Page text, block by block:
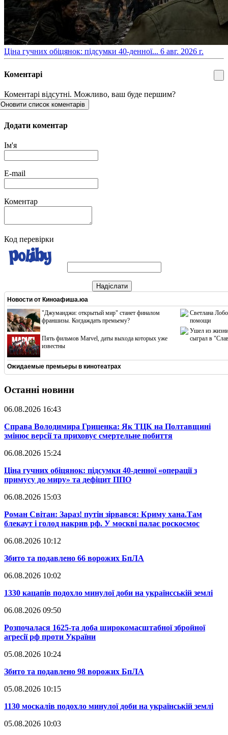
​Ціна гучних обіцянок: підсумки 40-денної... 6 авг. 2026 г.
Коментарі
Коментарі відсутні. Можливо, ваш буде першим?
Оновити список коментарів
Додати коментар
Ім'я
E-mail
Коментар
Код перевірки
Надіслати
Новости от Киноафиша.юа
"Джуманджи: открытый мир" станет финалом
франшизы. Когдаждать премьему?
Пять фильмов Marvel, даты выхода которых уже
известны
Светлана
помощи
Ушел из жизни
сыграл в
Ожидаемые премьеры в кинотеатрах
Останні новини
06.08.2026 16:43
​Справа Володимира Гриценка: Як ТЦК на Полтавщині
змінює версії та приховує смертельне побиття
06.08.2026 15:24
​Ціна гучних обіцянок: підсумки 40-денної «операції з
примусу до миру» та дефіцит ППО
06.08.2026 15:03
​Роман Світан: Зараз! путін зірвався: Криму хана.Там
блекаут і голод накрив рф. У москві палає роскосмос
06.08.2026 10:12
​Збито та подавлено 66 ворожих БпЛА
06.08.2026 10:02
​1330 кацапів подохло минулої доби на українсській землі
06.08.2026 09:50
​Розпочалася 1625-та доба широкомасштабної збройної
агресії рф проти України
05.08.2026 10:24
​Збито та подавлено 98 ворожих БпЛА
05.08.2026 10:15
​1130 москалів подохло минулої доби на українській землі
05.08.2026 10:03